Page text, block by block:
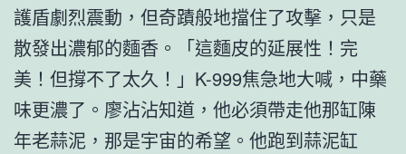
護盾劇烈震動，但奇蹟般地擋住了攻擊，只是
散發出濃郁的麵香。「這麵皮的延展性！完
美！但撐不了太久！」K-999焦急地大喊，中藥
味更濃了。廖沾沾知道，他必須帶走他那缸陳
年老蒜泥，那是宇宙的希望。他跑到蒜泥缸